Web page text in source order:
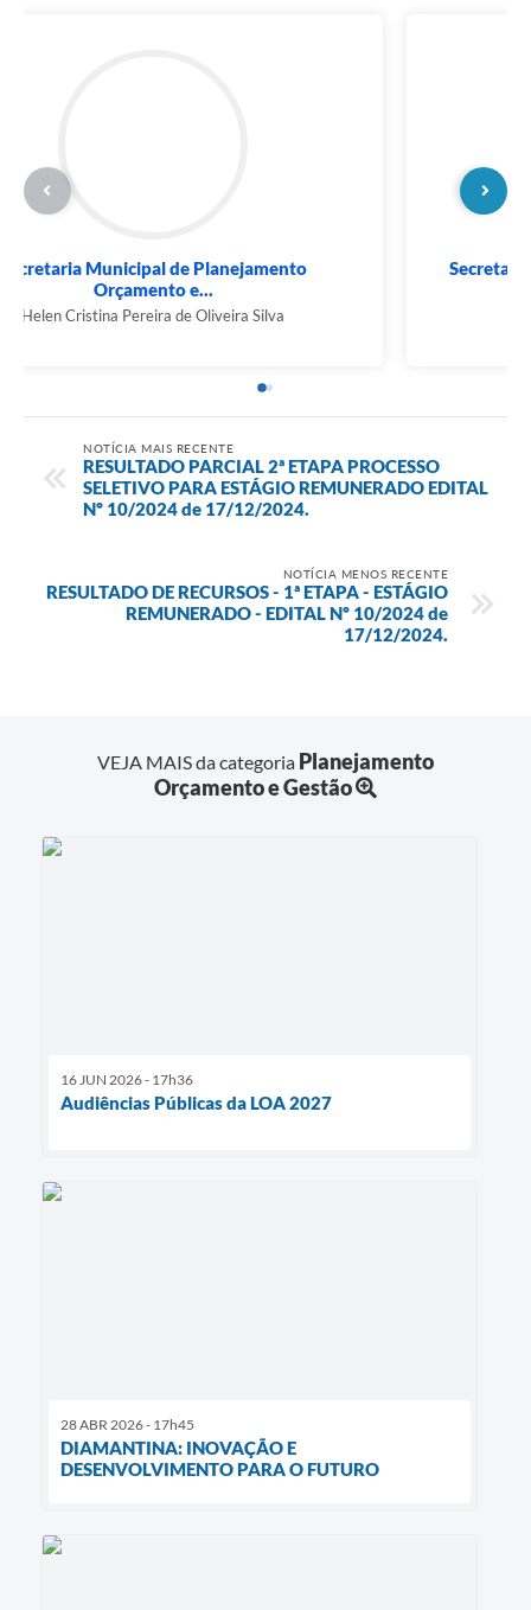
Secretaria Municipal de Planejamento
Orçamento e...
Helen Cristina Pereira de Oliveira Silva
NOTÍCIA MAIS RECENTE
RESULTADO PARCIAL 2ª ETAPA PROCESSO
SELETIVO PARA ESTÁGIO REMUNERADO EDITAL
Nº 10/2024 de 17/12/2024.
NOTÍCIA MENOS RECENTE
RESULTADO DE RECURSOS - 1ª ETAPA - ESTÁGIO
REMUNERADO - EDITAL Nº 10/2024 de
17/12/2024.
VEJA MAIS da categoria Planejamento
Orçamento e Gestão
16 JUN 2026 - 17h36
Audiências Públicas da LOA 2027
28 ABR 2026 - 17h45
DIAMANTINA: INOVAÇÃO E
DESENVOLVIMENTO PARA O FUTURO